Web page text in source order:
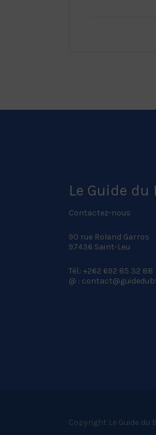
Le Guide
Contactez-nous
90 rue Roland Garros
97436 Saint-Leu
Tél.: +262 692 85 32 88
@ :
Copyright Le Guide du